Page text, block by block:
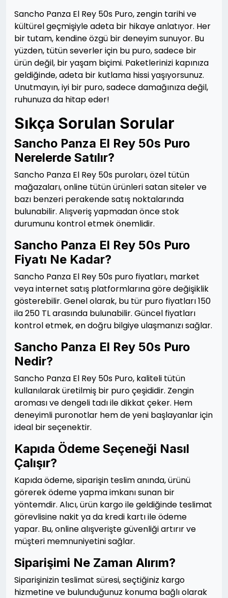
Sancho Panza El Rey 50s Puro, zengin tarihi ve
kültürel geçmişiyle adeta bir hikaye anlatıyor. Her
bir tutam, kendine özgü bir deneyim sunuyor. Bu
yüzden, tütün severler için bu puro, sadece bir
ürün değil, bir yaşam biçimi. Paketlerinizi kapınıza
geldiğinde, adeta bir kutlama hissi yaşıyorsunuz.
Unutmayın, iyi bir puro, sadece damağınıza değil,
ruhunuza da hitap eder!
Sıkça Sorulan Sorular
Sancho Panza El Rey 50s Puro
Nerelerde Satılır?
Sancho Panza El Rey 50s puroları, özel tütün
mağazaları, online tütün ürünleri satan siteler ve
bazı benzeri perakende satış noktalarında
bulunabilir. Alışveriş yapmadan önce stok
durumunu kontrol etmek önemlidir.
Sancho Panza El Rey 50s Puro
Fiyatı Ne Kadar?
Sancho Panza El Rey 50s puro fiyatları, market
veya internet satış platformlarına göre değişiklik
gösterebilir. Genel olarak, bu tür puro fiyatları 150
ila 250 TL arasında bulunabilir. Güncel fiyatları
kontrol etmek, en doğru bilgiye ulaşmanızı sağlar.
Sancho Panza El Rey 50s Puro
Nedir?
Sancho Panza El Rey 50s Puro, kaliteli tütün
kullanılarak üretilmiş bir puro çeşididir. Zengin
aroması ve dengeli tadı ile dikkat çeker. Hem
deneyimli puronotlar hem de yeni başlayanlar için
ideal bir seçenektir.
Kapıda Ödeme Seçeneği Nasıl
Çalışır?
Kapıda ödeme, siparişin teslim anında, ürünü
görerek ödeme yapma imkanı sunan bir
yöntemdir. Alıcı, ürün kargo ile geldiğinde teslimat
görevlisine nakit ya da kredi kartı ile ödeme
yapar. Bu, online alışverişte güvenliği artırır ve
müşteri memnuniyetini sağlar.
Siparişimi Ne Zaman Alırım?
Siparişinizin teslimat süresi, seçtiğiniz kargo
hizmetine ve bulunduğunuz konuma bağlı olarak